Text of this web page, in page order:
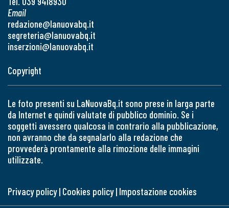
Email
redazione@lanuovabq.it
segreteria@lanuovabq.it
inserzioni@lanuovabq.it
Copyright
Le foto presenti su LaNuovaBq.it sono prese in larga parte
da Internet e quindi valutate di pubblico dominio. Se i
soggetti avessero qualcosa in contrario alla pubblicazione,
non avranno che da segnalarlo alla redazione che
provvederà prontamente alla rimozione delle immagini
utilizzate.
Privacy policy| Cookies policy| Impostazione cookies